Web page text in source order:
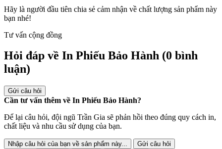
Hãy là người đầu tiên chia sẻ cảm nhận về chất lượng sản phẩm này
bạn nhé!
Tư vấn cộng đồng
Hỏi đáp về In Phiếu Bảo Hành (0 bình
luận)
Gửi câu hỏi
Cần tư vấn thêm về In Phiếu Bảo Hành?
Để lại câu hỏi, đội ngũ Trần Gia sẽ phản hồi theo đúng quy cách in,
chất liệu và nhu cầu sử dụng của bạn.
Nhập câu hỏi của bạn về sản phẩm này... Gửi câu hỏi